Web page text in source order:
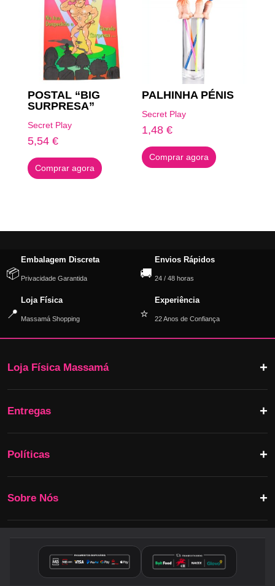
POSTAL “BIG
SURPRESA”
Secret Play
5,54 €
Comprar agora
PALHINHA PÉNIS
Secret Play
1,48€
Comprar agora
📦
Embalagem Discreta
Privacidade Garantida 🚚
Envios Rápidos
24 / 48 horas
📍
Loja Física
Massamá Shopping ⭐
Experiência
22 Anos de Confiança
Loja Física Massamá
Entregas
Políticas
Sobre Nós